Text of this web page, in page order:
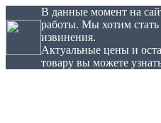
В данные момент на
работы. Мы хотим
извинения.
Актуальные цены и
товару вы можете